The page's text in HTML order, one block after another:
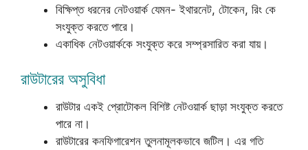
বিক্ষিপ্ত ধরনের নেটওয়ার্ক যেমন- ইথারনেট, টোকেন, রিং কে
সংযুক্ত করতে পারে।
একাধিক নেটওয়ার্ককে সংযুক্ত করে সম্প্রসারিত করা যায়।
রাউটারের অসুবিধা
রাউটার একই প্রোটোকল বিশিষ্ট নেটওয়ার্ক ছাড়া সংযুক্ত করতে
পারে না।
রাউটারের কনফিগারেশন তুলনামূলকভাবে জটিল। এর গতি